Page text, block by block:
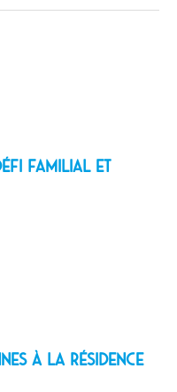
défi familial et
à la résidence